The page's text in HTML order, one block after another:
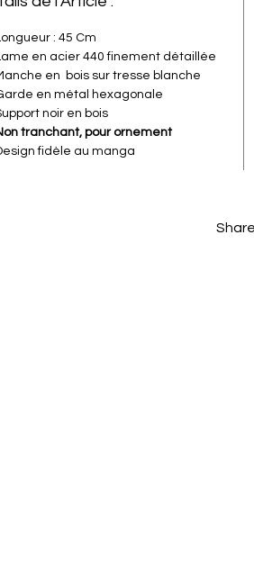
: 45 Cm
en acier 440 finement détaillée
en bois sur tresse blanche
en métal hexagonale
noir en bois
tranchant, pour ornement
fidèle au manga